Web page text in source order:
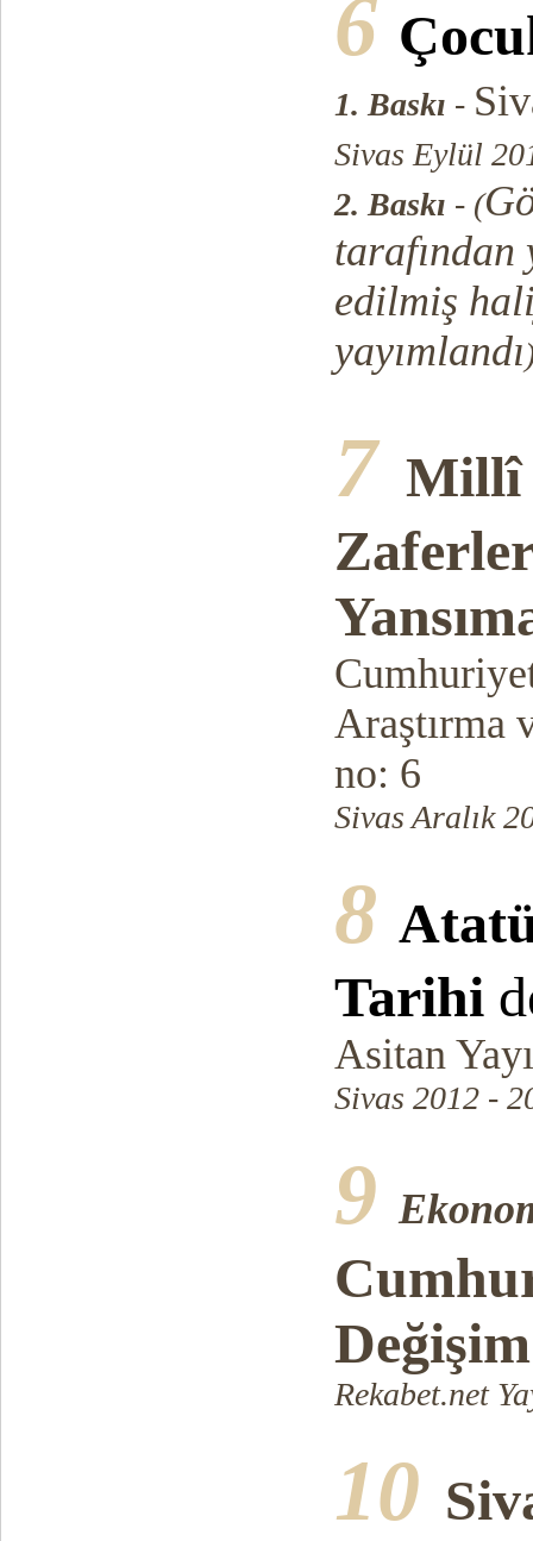
6
1. Baskı -
Sivas Eylül
2. Baskı - (
tarafından
edilmiş
yayımlandı
7 Millî
Araştırma
no: 6
Sivas Aralık
8
Tarihi
Asitan
Sivas 2012 -
9
Değişim
Rekabet.net
10